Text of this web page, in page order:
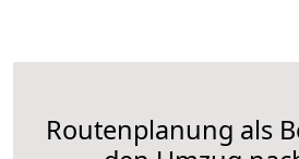
Routenplanung als